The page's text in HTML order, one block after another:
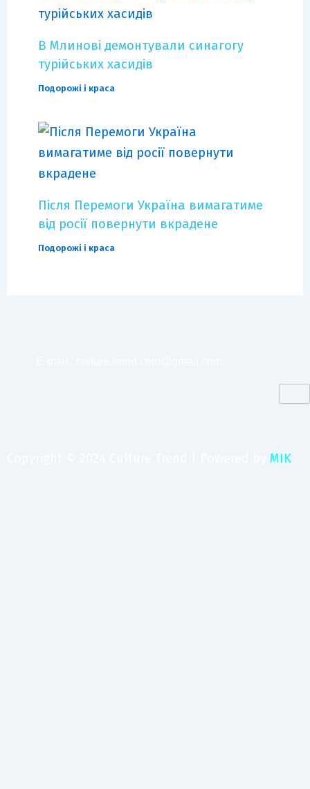
В Млинові демонтували синагогу
турійських хасидів
Подорожі і краса
Після Перемоги Україна вимагатиме
від росії повернути вкрадене
Подорожі і краса
MIK